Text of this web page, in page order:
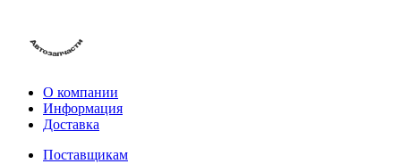
О компании
Информация
Доставка
Поставщикам